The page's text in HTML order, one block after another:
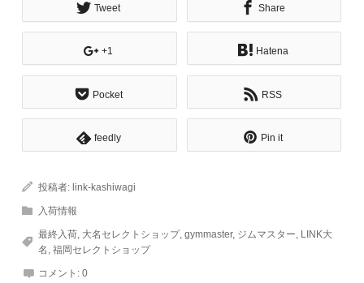
Tweet Share
+1 Hatena
Pocket RSS
feedly Pin it
投稿者:link-kashiwagi
入荷情報
最終入荷 大名セレクトショップ,gymmaster, ジムマスター LINK大
名 ,福岡セレクトショップ
コメント:0